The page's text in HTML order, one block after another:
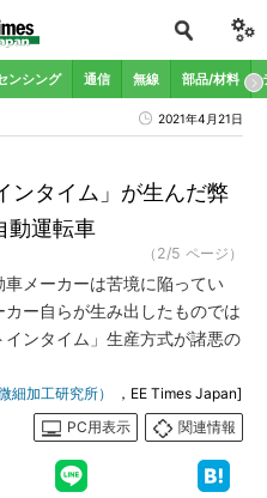
ンシング 通信 無線 部品/材料
2021年4月21日
ンタイム」が生んだ弊
動運転車
（2/5 ページ）
メーカーは苦境に陥ってい
ー自らが生み出したものでは
ンタイム」生産方式が諸悪の
細加工研究所）
，EE Times Japan]
PC用表示
関連情報